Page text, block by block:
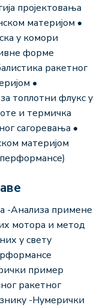
пројектовања
материјом •
у комори
форме
ракетног
•
топлотни флукс у
и термичка
сагоревања •
материјом
-Анализа примене
мотора и метод
у свету
пример
ракетног
-Нумерички